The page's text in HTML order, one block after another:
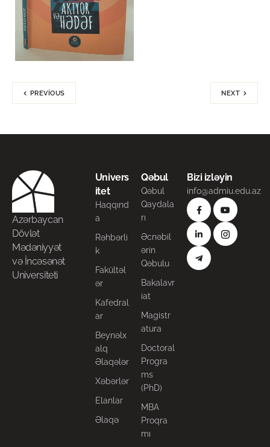
PREVIOUS NEXT
Azərbaycan
Dövlət
Mədəniyyət
və İncəsənət
Universiteti
Univers
itet
Haqqınd
a
Rəhbərli
k
Fakültəl
ər
Kafedral
ar
Beynəlx
alq
Əlaqələr
Xəbərlər
Elanlar
Əlaqə
Qəbul
Qəbul
Qaydala
rı
Əcnəbil
ərin
Qəbulu
Bakalavr
iat
Magistr
atura
Doctoral
Progra
ms
(PhD)
MBA
Proqra
mı
Bizi izləyin
info@admiu.edu.az